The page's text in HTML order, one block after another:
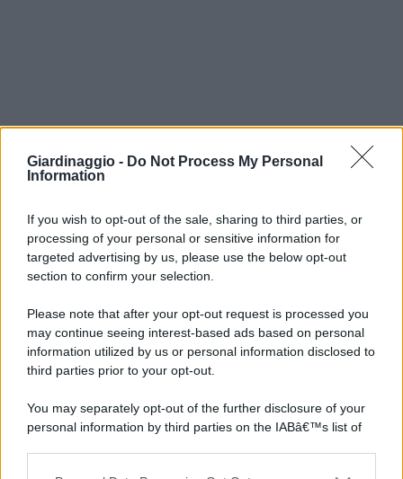
Giardinaggio - Do Not Process My Personal
Information
If you wish to opt-out of the sale, sharing to third parties, or
processing of your personal or sensitive information for
targeted advertising by us, please use the below opt-out
section to confirm your selection.
Please note that after your opt-out request is processed you
may continue seeing interest-based ads based on personal
information utilized by us or personal information disclosed to
third parties prior to your opt-out.
You may separately opt-out of the further disclosure of your
personal information by third parties on the IABâ€™s list of